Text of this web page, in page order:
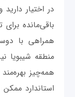
در اختیار
باقی‌مانده
همراهی با
منطقه شیبویا
استاندارد